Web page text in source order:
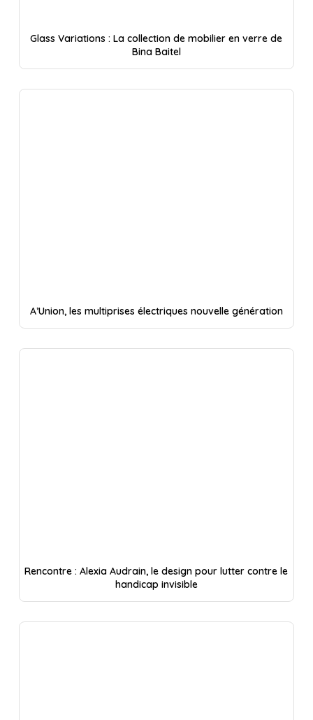
Glass Variations : La collection de mobilier en verre de
Bina Baitel
A’Union, les multiprises électriques nouvelle génération
Rencontre : Alexia Audrain, le design pour lutter contre le
handicap invisible